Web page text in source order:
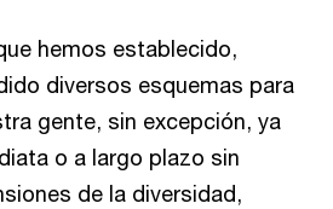
hemos establecido,
diversos esquemas para
gente, sin excepción, ya
o a largo plazo sin
de la diversidad,